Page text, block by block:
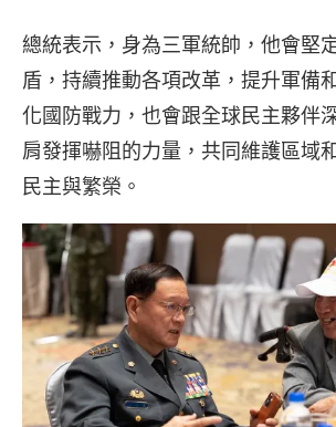
總統表示，身為三軍統帥，他會堅
盾，持續推動各項改革，提升軍備
化國防戰力，也會跟全球民主夥伴
肩發揮嚇阻的力量，共同維護區域
民主與繁榮。